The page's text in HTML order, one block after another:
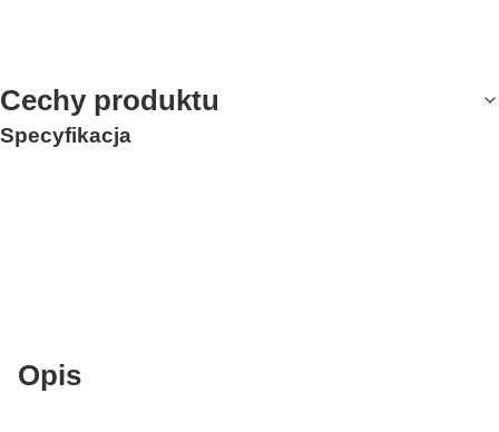
Cechy produktu
Specyfikacja
Opis